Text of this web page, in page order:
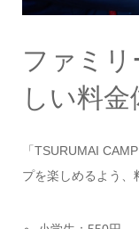
ファミ
しい料金
「TSURUMAI
プを楽しめるよう、